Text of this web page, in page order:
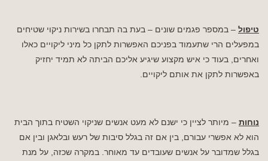
טיפול – במספר פגמים שונים – בעת בה תבחרו בשירות ניקוי שטיחים
במפעלים הרי שתעמוד בפניכם האפשרות לתקן כל מיני ליקויים כאלו
ואחרים, בעוד כי איש מקצוע שיגיע אליכם הביתה לא תמיד יחזיק
באפשרות לתקן את אותם ליקויים.
נוחות – מיותר לציין כי ישנם לא מעט אנשים שניקוי השטיח בתוך הבית
הוא לא אפשרי עבורם, בין אם זה בגלל סיבות של רעש ובלאגן ובין אם
בגלל שמדובר על אנשים שעובדים עד מאוחר. במקרה שכזה, על מנת